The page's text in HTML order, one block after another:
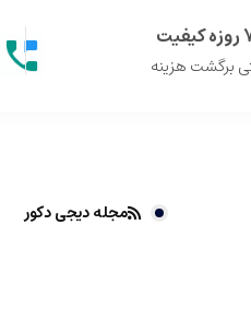
مجله دیجی دکور